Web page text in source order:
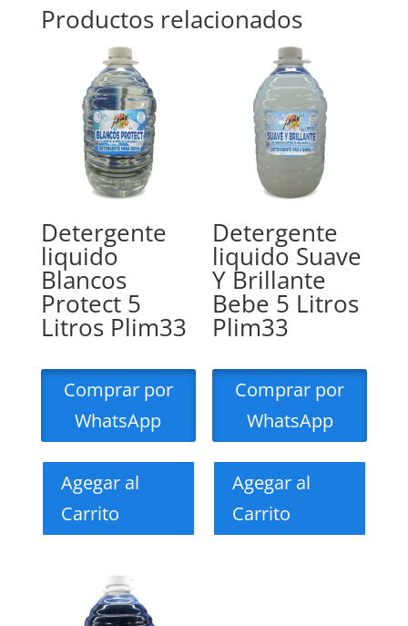
Productos relacionados
Detergente
liquido
Blancos
Protect 5
Litros Plim33
Comprar por
WhatsApp
Agegar al
Carrito
Detergente
liquido Suave
Y Brillante
Bebe 5 Litros
Plim33
Comprar por
WhatsApp
Agegar al
Carrito